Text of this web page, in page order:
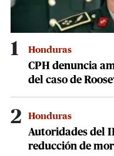
1 Honduras
CPH denuncia
del caso de
2 Honduras
Autoridades del
reducción de